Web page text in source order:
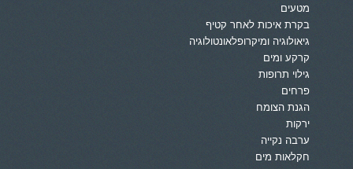
מטעים
בקרת איכות לאחר קטיף
גיאולוגיה ומיקרופלאונטולוגיה
קרקע ומים
גילוי תרופות
פרחים
הגנת הצומח
ירקות
ערבה נקייה
חקלאות מים